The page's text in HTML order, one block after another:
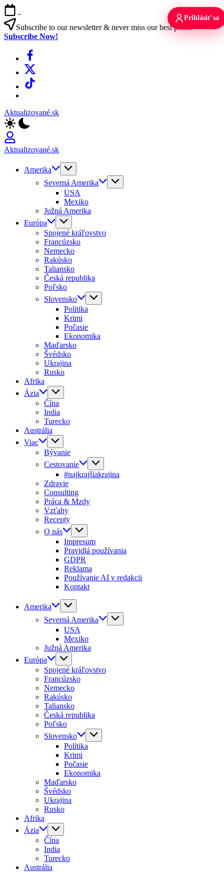
Skip
to
content
-
Subscribe to our newsletter & never miss our best posts.
Subscribe Now!
Facebook
X
TikTok
Aktualizované.sk
Aktualizované.sk
Amerika
Severná Amerika
USA
Mexiko
Južná Amerika
Európa
Spojené kráľovstvo
Francúzsko
Nemecko
Rakúsko
Taliansko
Česká republika
Poľsko
Slovensko
Politika
Krimi
Počasie
Ekonomika
Maďarsko
Švédsko
Ukrajina
Rusko
Afrika
Ázia
Čína
India
Turecko
Austrália
Viac
Bývanie
Cestovanie
#najkrajšiakrajina
Zdravie
Consulting
Práca & Mzdy
Vzťahy
Recepty
O nás
Impresum
Pravidlá používania
GDPR
Reklama
Používanie AI v redakcii
Kontakt
Amerika
Severná Amerika
USA
Mexiko
Južná Amerika
Európa
Spojené kráľovstvo
Francúzsko
Nemecko
Rakúsko
Taliansko
Česká republika
Poľsko
Slovensko
Politika
Krimi
Počasie
Ekonomika
Maďarsko
Švédsko
Ukrajina
Rusko
Afrika
Ázia
Čína
India
Turecko
Austrália
Prihlásiť sa